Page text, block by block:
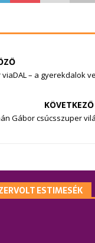
viaDAL – a gyerekdalok
KÖVETKEZŐ
Gábor csúcsszuper
ESTIMESÉK